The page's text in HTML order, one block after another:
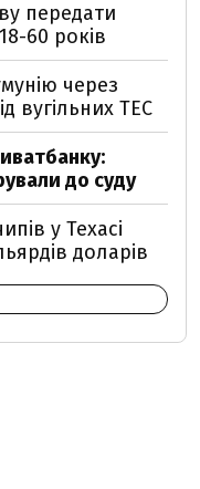
передати
60 років
через
вугільних ТЕС
до суду
у Техасі
доларів